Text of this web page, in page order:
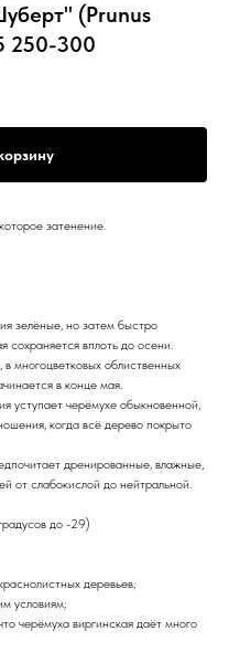
(Prunus
250-300
затенение.
зелёные, но затем быстро
сохраняется вплоть до осени.
многоцветковых облиственных
в конце мая.
уступает черёмухе обыкновенной,
когда всё дерево покрыто
дренированные, влажные,
от слабокислой до нейтральной.
до -29)
деревьев;
условиям;
черёмуха виргинская даёт много